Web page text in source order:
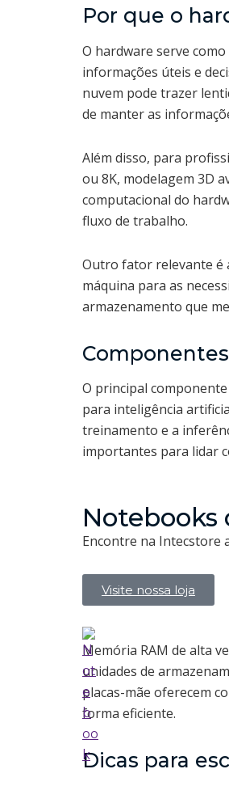
Por que o
O hardware serve
informações úteis e
nuvem pode trazer
de manter as
Além disso, para
ou 8K, modelagem 3D
computacional do
fluxo de trabalho.
Outro fator relevante é
máquina para as
armazenamento que
O principal componente
para inteligência
treinamento e a
importantes para lidar
Notebooks
Encontre na Intecstore
Visite nossa loja
Memória RAM de alta
unidades de
placas-mãe oferecem
forma eficiente.
Dicas para